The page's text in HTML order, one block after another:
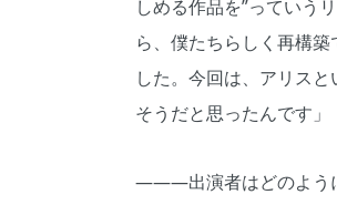
しめる作品を”っていう
ら、僕たちらしく再構
した。今回は、アリス
そうだと思ったんです」
―――出演者はどのよう